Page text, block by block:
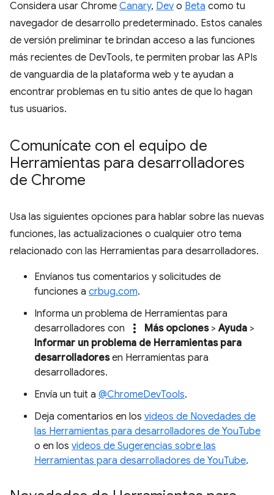
Considera usar Chrome Canary, Dev o Beta como tu
navegador de desarrollo predeterminado. Estos canales
de versión preliminar te brindan acceso a las funciones
más recientes de DevTools, te permiten probar las APIs
de vanguardia de la plataforma web y te ayudan a
encontrar problemas en tu sitio antes de que lo hagan
tus usuarios.
Comunícate con el equipo de
Herramientas para desarrolladores
de Chrome
Usa las siguientes opciones para hablar sobre las nuevas
funciones, las actualizaciones o cualquier otro tema
relacionado con las Herramientas para desarrolladores.
Envíanos tus comentarios y solicitudes de
funciones a crbug.com.
Informa un problema de Herramientas para
desarrolladores con
more_vert Más opciones>Ayuda >
Informar un problema de Herramientas para
desarrolladoresen Herramientas para
desarrolladores.
Envía un tuit a @ChromeDevTools.
Deja comentarios en los videos de Novedades de
las Herramientas para desarrolladores de YouTube
o en los videos de Sugerencias sobre las
Herramientas para desarrolladores de YouTube.